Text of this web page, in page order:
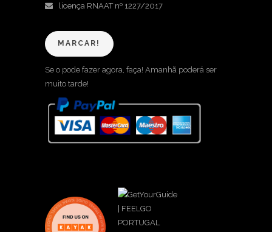
licença RNAAT nº 1227/2017
MARCAR!
Se o pode fazer agora, faça! Amanhã poderá ser
muito tarde!